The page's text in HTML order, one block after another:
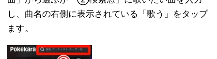
し、曲名の右側に表示されている「歌う」をタップ
ます。